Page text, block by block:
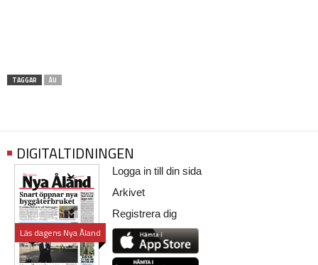
TAGGAR ÅU
DIGITALTIDNINGEN
Läs dagens Nya Åland
Logga in till din sida
Arkivet
Registrera dig